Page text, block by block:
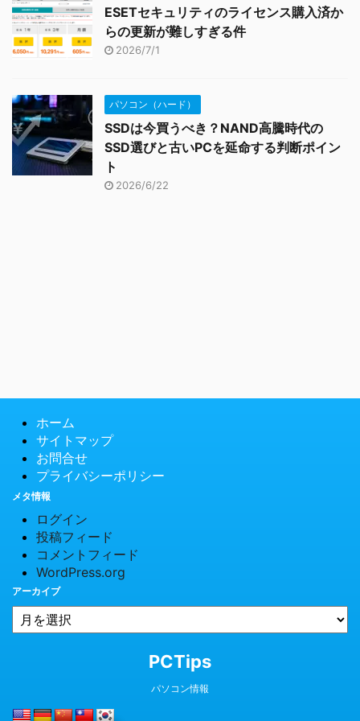
ESETセキュリティのライセンス購入済か
らの更新が難しすぎる件
2026/7/1
パソコン（ハード）
SSDは今買うべき？NAND高騰時代の
SSD選びと古いPCを延命する判断ポイン
ト
2026/6/22
ホーム
サイトマップ
お問合せ
プライバシーポリシー
メタ情報
ログイン
投稿フィード
コメントフィード
WordPress.org
アーカイブ
PCTips
パソコン情報
© 2026 PCTips